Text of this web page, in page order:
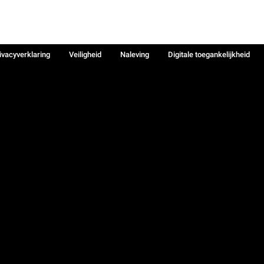
Veiligheid Naleving
Digitale toegankelijkheid